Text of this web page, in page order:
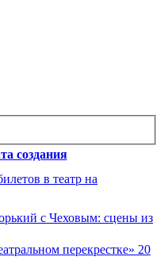
создания
в театр на
с Чеховым: сцены из
перекрестке» 20